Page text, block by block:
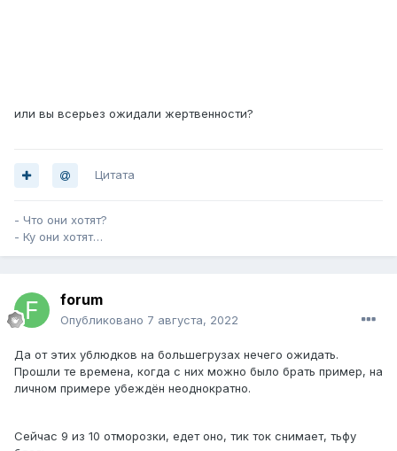
или вы всерьез ожидали жертвенности?
Цитата
- Что они хотят?
- Ку они хотят…
forum
Опубликовано 7 августа, 2022
Да от этих ублюдков на большегрузах нечего ожидать.
Прошли те времена, когда с них можно было брать пример, на
личном примере убеждён неоднократно.
Сейчас 9 из 10 отморозки, едет оно, тик ток снимает, тьфу